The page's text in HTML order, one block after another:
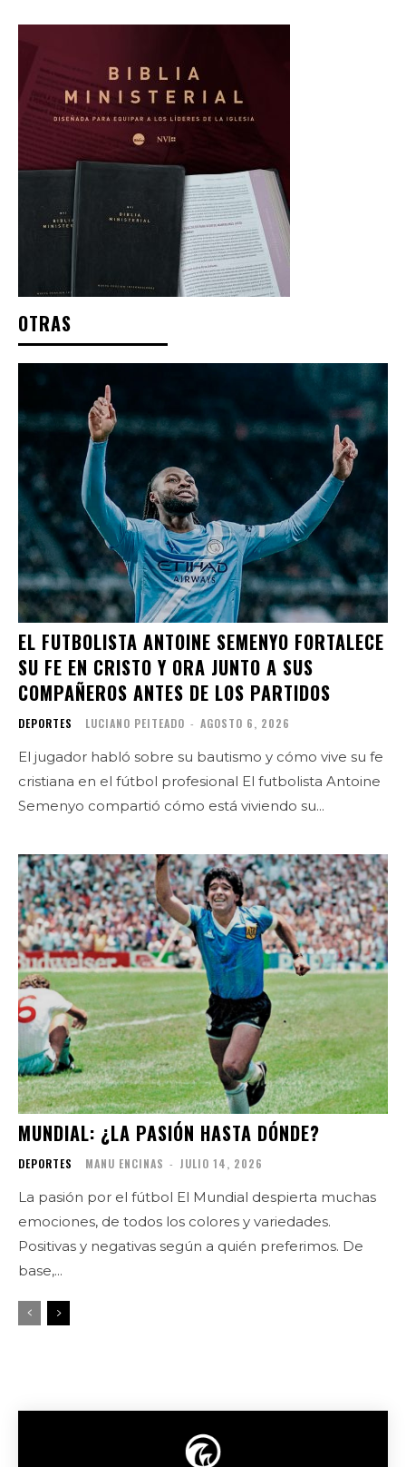
OTRAS
EL FUTBOLISTA ANTOINE SEMENYO FORTALECE
SU FE EN CRISTO Y ORA JUNTO A SUS
COMPAÑEROS ANTES DE LOS PARTIDOS
DEPORTES LUCIANO PEITEADO - AGOSTO 6, 2026
El jugador habló sobre su bautismo y cómo vive su fe
cristiana en el fútbol profesional El futbolista Antoine
Semenyo compartió cómo está viviendo su...
MUNDIAL: ¿LA PASIÓN HASTA DÓNDE?
DEPORTES MANU ENCINAS - JULIO 14, 2026
La pasión por el fútbol El Mundial despierta muchas
emociones, de todos los colores y variedades.
Positivas y negativas según a quién preferimos. De
base,...